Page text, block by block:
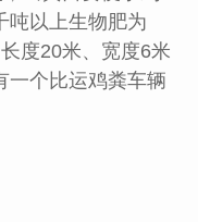
吨以上生物肥为
度20米、宽度6米
一个比运鸡粪车辆